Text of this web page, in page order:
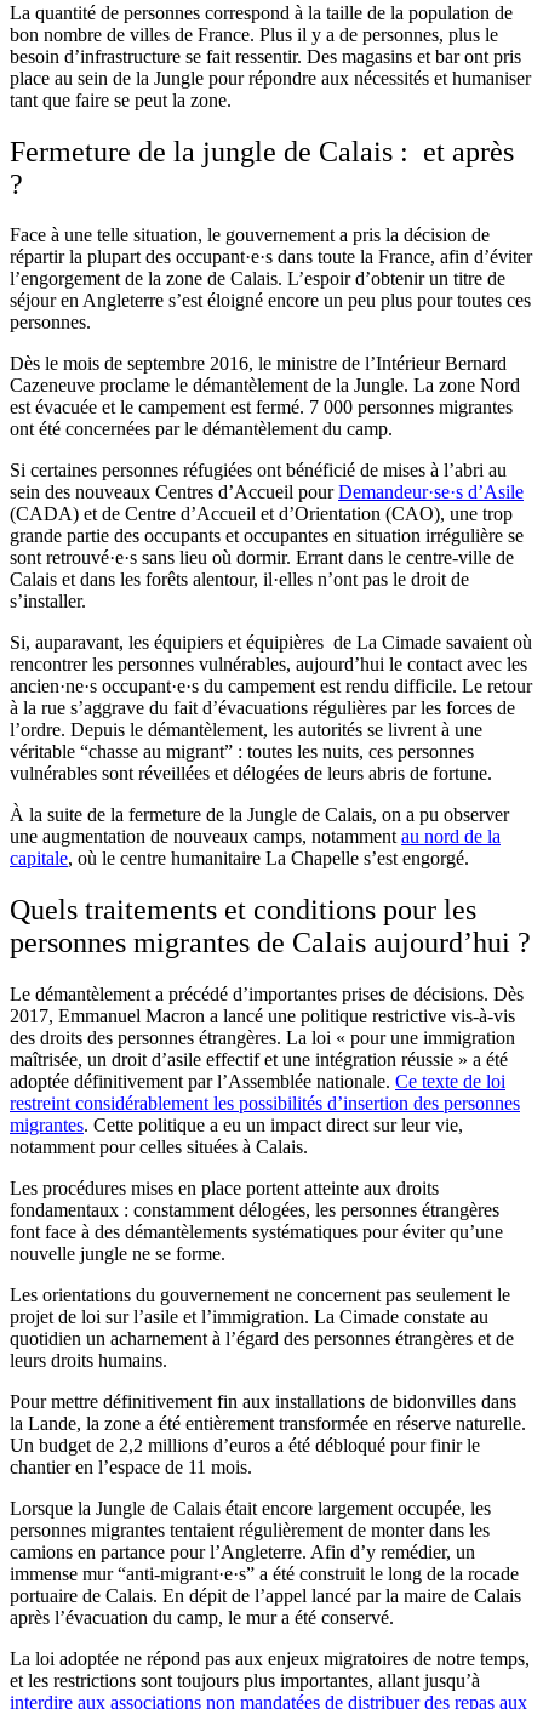
La quantité de personnes correspond à la taille de la population de
bon nombre de villes de France. Plus il y a de personnes, plus le
besoin d’infrastructure se fait ressentir. Des magasins et bar ont pris
place au sein de la Jungle pour répondre aux nécessités et humaniser
tant que faire se peut la zone.
Fermeture de la jungle de Calais : et après
?
Face à une telle situation, le gouvernement a pris la décision de
répartir la plupart des occupant·e·s dans toute la France, afin d’éviter
l’engorgement de la zone de Calais. L’espoir d’obtenir un titre de
séjour en Angleterre s’est éloigné encore un peu plus pour toutes ces
personnes.
Dès le mois de septembre 2016, le ministre de l’Intérieur Bernard
Cazeneuve proclame le démantèlement de la Jungle. La zone Nord
est évacuée et le campement est fermé. 7 000 personnes migrantes
ont été concernées par le démantèlement du camp.
Si certaines personnes réfugiées ont bénéficié de mises à l’abri au
sein des nouveaux Centres d’Accueil pourDemandeur·se·s d’Asile
(CADA) et de Centre d’Accueil et d’Orientation (CAO), une trop
grande partie des occupants et occupantes en situation irrégulière se
sont retrouvé·e·s sans lieu où dormir. Errant dans le centre-ville de
Calais et dans les forêts alentour, il·elles n’ont pas le droit de
s’installer.
Si, auparavant, les équipiers et équipières de La Cimade savaient où
rencontrer les personnes vulnérables, aujourd’hui le contact avec les
ancien·ne·s occupant·e·s du campement est rendu difficile. Le retour
à la rue s’aggrave du fait d’évacuations régulières par les forces de
l’ordre. Depuis le démantèlement, les autorités se livrent à une
véritable “chasse au migrant” : toutes les nuits, ces personnes
vulnérables sont réveillées et délogées de leurs abris de fortune.
À la suite de la fermeture de la Jungle de Calais, on a pu observer
une augmentation de nouveaux camps, notammentau nord de la
capitale, où le centre humanitaire La Chapelle s’est engorgé.
Quels traitements et conditions pour les
personnes migrantes de Calais aujourd’hui ?
Le démantèlement a précédé d’importantes prises de décisions. Dès
2017, Emmanuel Macron a lancé une politique restrictive vis-à-vis
des droits des personnes étrangères. La loi « pour une immigration
maîtrisée, un droit d’asile effectif et une intégration réussie » a été
adoptée définitivement par l’Assemblée nationale. Ce texte de loi
restreint considérablement les possibilités d’insertion des personnes
migrantes. Cette politique a eu un impact direct sur leur vie,
notamment pour celles situées à Calais.
Les procédures mises en place portent atteinte aux droits
fondamentaux : constamment délogées, les personnes étrangères
font face à des démantèlements systématiques pour éviter qu’une
nouvelle jungle ne se forme.
Les orientations du gouvernement ne concernent pas seulement le
projet de loi sur l’asile et l’immigration. La Cimade constate au
quotidien un acharnement à l’égard des personnes étrangères et de
leurs droits humains.
Pour mettre définitivement fin aux installations de bidonvilles dans
la Lande, la zone a été entièrement transformée en réserve naturelle.
Un budget de 2,2 millions d’euros a été débloqué pour finir le
chantier en l’espace de 11 mois.
Lorsque la Jungle de Calais était encore largement occupée, les
personnes migrantes tentaient régulièrement de monter dans les
camions en partance pour l’Angleterre. Afin d’y remédier, un
immense mur “anti-migrant·e·s” a été construit le long de la rocade
portuaire de Calais. En dépit de l’appel lancé par la maire de Calais
après l’évacuation du camp, le mur a été conservé.
La loi adoptée ne répond pas aux enjeux migratoires de notre temps,
et les restrictions sont toujours plus importantes, allant jusqu’à
interdire aux associations non mandatées de distribuer des repas aux